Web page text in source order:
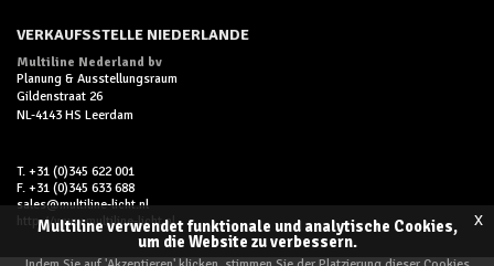
VERKAUFSSTELLE NIEDERLANDE
Multiline Nederland bv
Planung & Ausstellungsraum
Gildenstraat 26
NL-4143 HS Leerdam
T. +31 (0)345 622 001
F. +31 (0)345 633 688
sales@multiline-licht.nl
http://www.multiline-licht.nl
Multiline verwendet funktionale und analytische Cookies,
um die Website zu verbessern.
x